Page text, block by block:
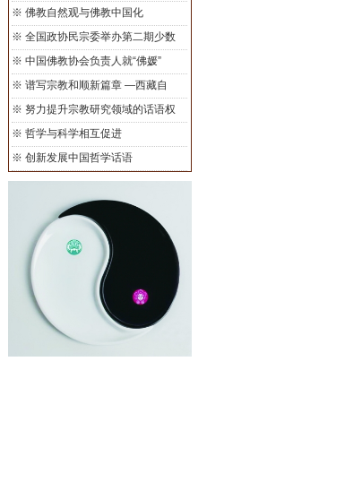
※ 佛教自然观与佛教中国化
※ 全国政协民宗委举办第二期少数
※ 中国佛教协会负责人就“佛媛”
※ 谱写宗教和顺新篇章 —西藏自
※ 努力提升宗教研究领域的话语权
※ 哲学与科学相互促进
※ 创新发展中国哲学话语